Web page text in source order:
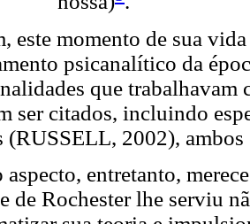
este momento de sua
psicanalítico da
que trabalhavam
ser citados, incluindo
(RUSSELL, 2002), ambos
aspecto, entretanto,
de Rochester lhe serviu